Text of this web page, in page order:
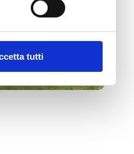
tutti